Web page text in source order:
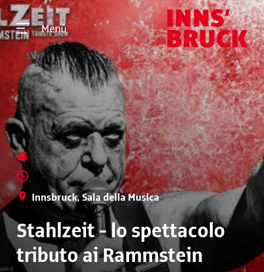
Menù
Innsbruck, Sala della Musica
Stahlzeit - lo spettacolo
tributo ai Rammstein